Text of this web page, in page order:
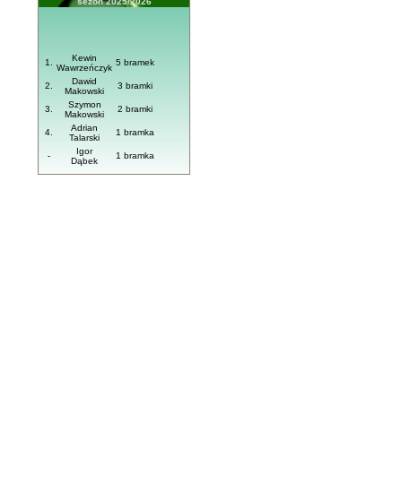
1.
Kewin
Wawrzeńczyk
5 bramek
2.
Dawid
Makowski
3 bramki
3.
Szymon
Makowski
2 bramki
4.
Adrian
Talarski
1 bramka
-
Igor
Dąbek
1 bramka